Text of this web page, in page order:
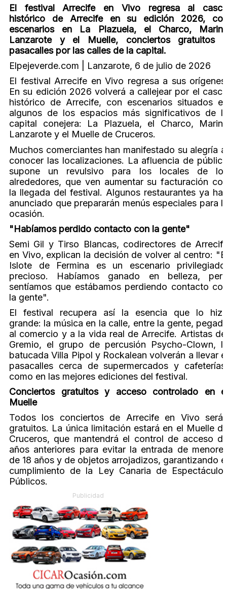
El festival Arrecife en Vivo regresa al
histórico de Arrecife en su edición 2026,
escenarios en La Plazuela, el Charco,
Lanzarote y el Muelle, conciertos gratuitos
pasacalles por las calles de la capital.
Elpejeverde.com | Lanzarote, 6 de julio de 2026
El festival Arrecife en Vivo regresa a sus
En su edición 2026 volverá a callejear por el
histórico de Arrecife, con escenarios situados
algunos de los espacios más significativos de
capital conejera: La Plazuela, el Charco,
Lanzarote y el Muelle de Cruceros.
Muchos comerciantes han manifestado su alegría
conocer las localizaciones. La afluencia de
supone un revulsivo para los locales de
alrededores, que ven aumentar su facturación
la llegada del festival. Algunos restaurantes ya
anunciado que prepararán menús especiales para
ocasión.
"Habíamos perdido contacto con la gente"
Semi Gil y Tirso Blancas, codirectores de
en Vivo, explican la decisión de volver al centro:
Islote de Fermina es un escenario
precioso. Habíamos ganado en belleza,
sentíamos que estábamos perdiendo contacto
la gente".
El festival recupera así la esencia que lo
grande: la música en la calle, entre la gente,
al comercio y a la vida real de Arrecife. Artistas
Gremio, el grupo de percusión Psycho-Clown,
batucada Villa Pipol y Rockalean volverán a llevar
pasacalles cerca de supermercados y
como en las mejores ediciones del festival.
Conciertos gratuitos y acceso controlado en
Muelle
Todos los conciertos de Arrecife en Vivo
gratuitos. La única limitación estará en el Muelle
Cruceros, que mantendrá el control de acceso
años anteriores para evitar la entrada de
de 18 años y de objetos arrojadizos, garantizando
cumplimiento de la Ley Canaria de
Públicos.
Publicidad